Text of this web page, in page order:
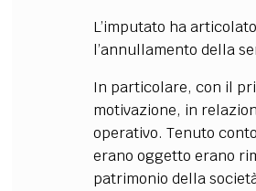
L’imputato ha
l’annullamento della
In particolare, con il
motivazione, in
operativo. Tenuto
erano oggetto erano
patrimonio della